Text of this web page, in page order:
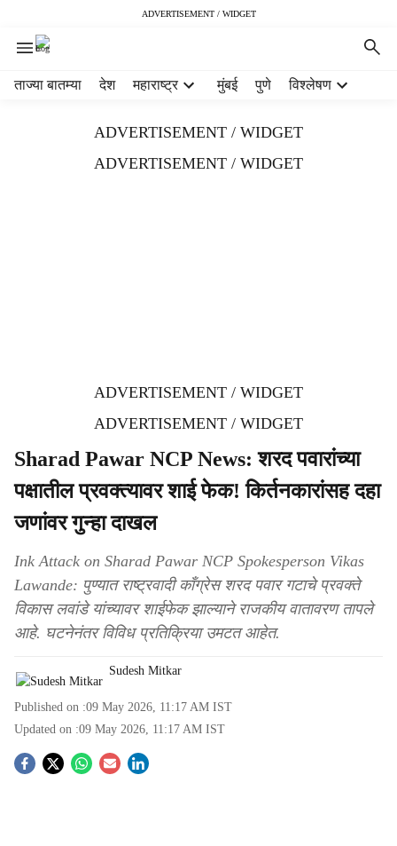
ADVERTISEMENT / WIDGET
ताज्या बातम्या देश महाराष्ट्र मुंबई पुणे विश्लेषण
ADVERTISEMENT / WIDGET
ADVERTISEMENT / WIDGET
ADVERTISEMENT / WIDGET
ADVERTISEMENT / WIDGET
Sharad Pawar NCP News: शरद पवारांच्या
पक्षातील प्रवक्त्यावर शाई फेक! किर्तनकारांसह दहा
जणांवर गुन्हा दाखल
Ink Attack on Sharad Pawar NCP Spokesperson Vikas
Lawande: पुण्यात राष्ट्रवादी काँग्रेस शरद पवार गटाचे प्रवक्ते
विकास लवांडे यांच्यावर शाईफेक झाल्याने राजकीय वातावरण तापले
आहे. घटनेनंतर विविध प्रतिक्रिया उमटत आहेत.
Sudesh Mitkar
Published on :09 May 2026, 11:17 AM IST
Updated on :09 May 2026, 11:17 AM IST
S